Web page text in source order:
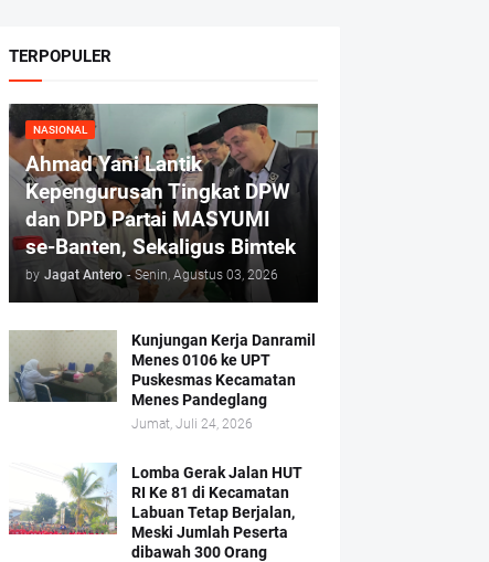
TERPOPULER
NASIONAL
Ahmad Yani Lantik
Kepengurusan Tingkat DPW
dan DPD Partai MASYUMI
se-Banten, Sekaligus Bimtek
by Jagat Antero - Senin, Agustus 03, 2026
Kunjungan Kerja Danramil
Menes 0106 ke UPT
Puskesmas Kecamatan
Menes Pandeglang
Jumat, Juli 24, 2026
Lomba Gerak Jalan HUT
RI Ke 81 di Kecamatan
Labuan Tetap Berjalan,
Meski Jumlah Peserta
dibawah 300 Orang